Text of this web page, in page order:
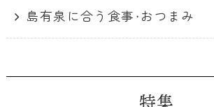
島有泉に合う食事・おつまみ
特集